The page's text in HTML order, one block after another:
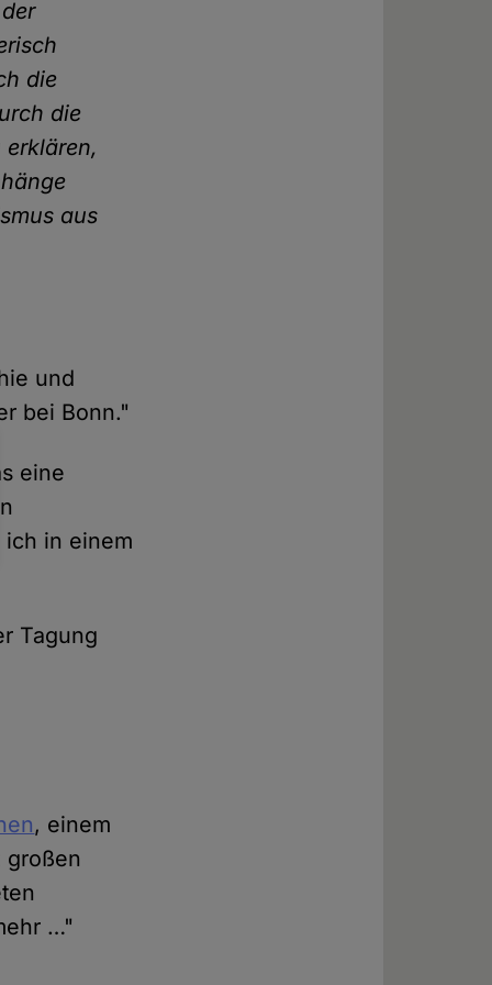
die
die
aus
und
bei Bonn."
eine
in einem
Tagung
, einem
großen
…"